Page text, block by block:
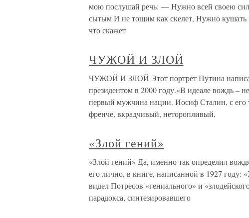
мою послушай речь: — Нужно всей своею
сытым И не тощим как скелет, Нужно кушать
что скажет
ЧУЖОЙ И ЗЛОЙ
ЧУЖОЙ И ЗЛОЙ Этот портрет Путина
президентом в 2000 году.«В идеале вождь –
первый мужчина нации. Иосиф Сталин, с его
френче, вкрадчивый, неторопливый,
«Злой гений»
«Злой гений» Да, именно так определил
его лично, в книге, написанной в 1927
видел Потресов «гениального» и
парадокса, синтезировавшего